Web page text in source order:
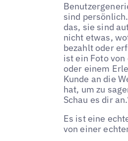
sind
das, sie sind
nicht etwas,
bezahlt oder
ist ein Foto
oder einem
Kunde an die
hat, um zu
Schau es dir
Es ist eine
von einer